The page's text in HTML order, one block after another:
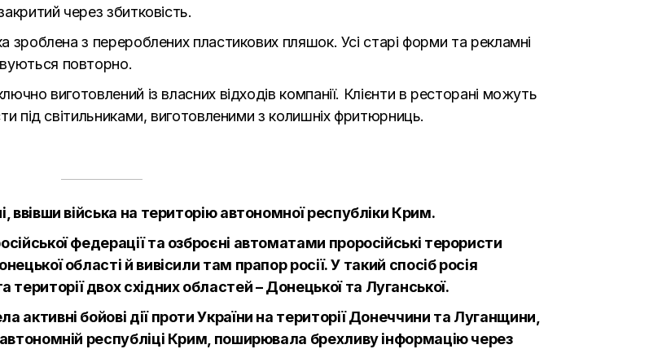
через збитковість.
зроблена з перероблених пластикових пляшок. Усі старі форми та рекламні
повторно.
виготовлений із власних відходів компанії. Клієнти в ресторані можуть
під світильниками, виготовленими з колишніх фритюрниць.
ввівши війська на територію автономної республіки Крим.
федерації та озброєні автоматами проросійські терористи
області й вивісили там прапор росії. У такий спосіб росія
двох східних областей – Донецької та Луганської.
активні бойові дії проти України на території Донеччини та Луганщини,
автономній республіці Крим, поширювала брехливу інформацію через